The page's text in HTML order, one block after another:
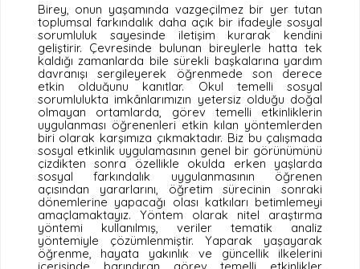
Birey, onun yaşamında vazgeçilmez bir yer tutan
toplumsal farkındalık daha açık bir ifadeyle sosyal
sorumluluk sayesinde iletişim kurarak kendini
geliştirir. Çevresinde bulunan bireylerle hatta tek
kaldığı zamanlarda bile sürekli başkalarına yardım
davranışı sergileyerek öğrenmede son derece
etkin olduğunu kanıtlar. Okul temelli sosyal
sorumlulukta imkânlarımızın yetersiz olduğu doğal
olmayan ortamlarda, görev temelli etkinliklerin
uygulanması öğrenenleri etkin kılan yöntemlerden
biri olarak karşımıza çıkmaktadır. Biz bu çalışmada
sosyal etkinlik uygulamasının genel bir görünümünü
çizdikten sonra özellikle okulda erken yaşlarda
sosyal farkındalık uygulanmasının öğrenen
açısından yararlarını, öğretim sürecinin sonraki
dönemlerine yapacağı olası katkıları betimlemeyi
amaçlamaktayız. Yöntem olarak nitel araştırma
yöntemi kullanılmış, veriler tematik analiz
yöntemiyle çözümlenmiştir. Yaparak yaşayarak
öğrenme, hayata yakınlık ve güncellik ilkelerini
içerisinde barındıran görev temelli etkinlikler